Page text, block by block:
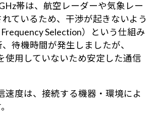
帯は、航空レーダーや気象レー
ているため、干渉が起きないよう
Selection）という仕組み
待機時間が発生しましたが、
使用していないため安定した通信
速度は、接続する機器・環境によ